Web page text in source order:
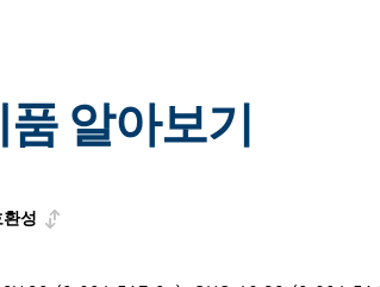
알아보기
성